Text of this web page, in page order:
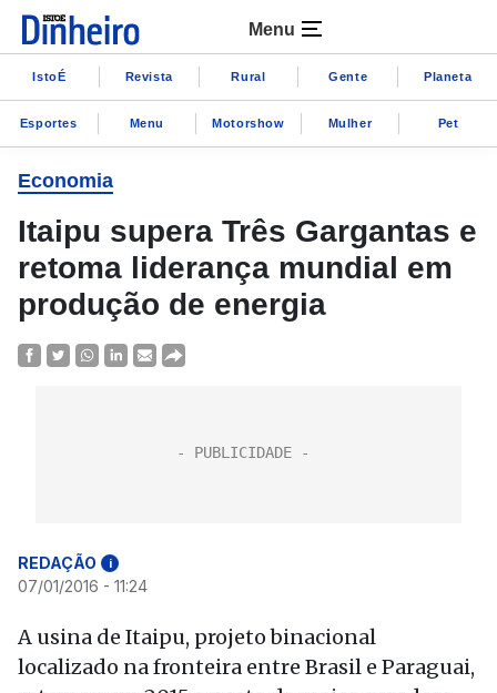
Menu
IstoÉ Revista Rural Gente Planeta
Esportes Menu Motorshow Mulher Pet
Economia
Itaipu supera Três Gargantas e
retoma liderança mundial em
produção de energia
REDAÇÃO i
07/01/2016 - 11:24
A usina de Itaipu, projeto binacional
localizado na fronteira entre Brasil e Paraguai,